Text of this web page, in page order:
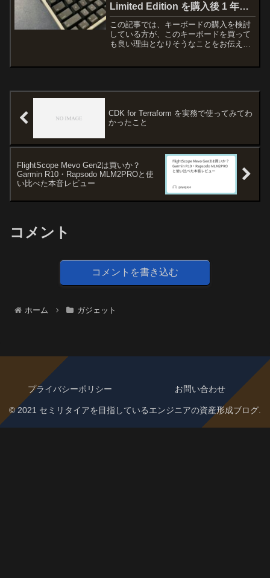
Limited Edition を購入後 1 年間
使ってみたのでレビューしてみた
この記事では、キーボードの購入を検討
している方が、このキーボードを買って
も良い理由となりそうなことをお伝えで
CDK for Terraform を実務で使ってみてわ
かったこと
FlightScope Mevo Gen2は買いか？
Garmin R10・Rapsodo MLM2PROと使
い比べた本音レビュー
コメント
コメントを書き込む
ホーム ガジェット
プライバシーポリシー お問い合わせ
© 2021 セミリタイアを目指しているエンジニアの資産形成ブログ.